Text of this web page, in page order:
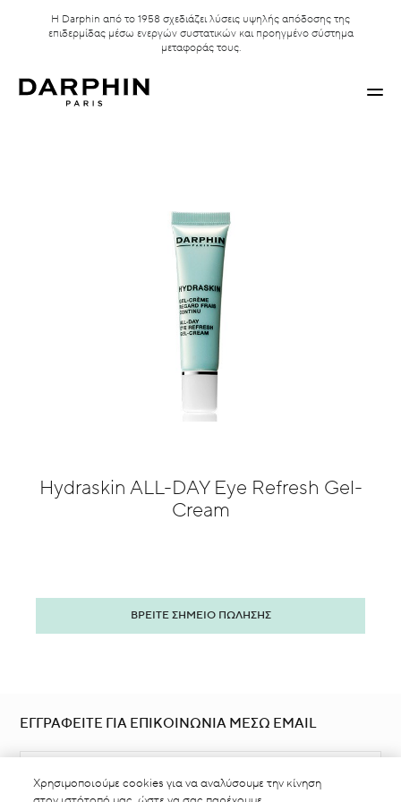
Η Darphin από το 1958 σχεδιάζει λύσεις υψηλής απόδοσης της
επιδερμίδας μέσω ενεργών συστατικών και προηγμένο σύστημα
μεταφοράς τους.
Hydraskin ALL-DAY Eye Refresh Gel-
Cream
ΒΡΕΙΤΕ ΣΗΜΕΙΟ ΠΩΛΗΣΗΣ
ΕΓΓΡΑΦΕΙΤΕ ΓΙΑ ΕΠΙΚΟΙΝΩΝΙΑ ΜΕΣΩ EMAIL
Χρησιμοποιούμε cookies για να αναλύσουμε την κίνηση